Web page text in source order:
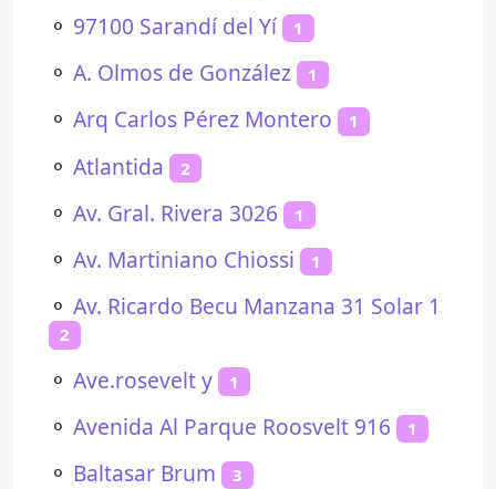
⚬ 97100 Sarandí del Yí 1
⚬ A. Olmos de González 1
⚬ Arq Carlos Pérez Montero 1
⚬ Atlantida 2
⚬ Av. Gral. Rivera 3026 1
⚬ Av. Martiniano Chiossi 1
⚬ Av. Ricardo Becu Manzana 31 Solar 1
2
⚬ Ave.rosevelt y 1
⚬ Avenida Al Parque Roosvelt 916 1
⚬ Baltasar Brum 3